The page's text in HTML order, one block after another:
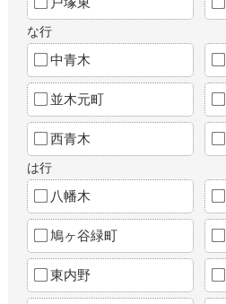
な行
中青木
並木元町
西青木
は行
八幡木
鳩ヶ谷緑町
東内野